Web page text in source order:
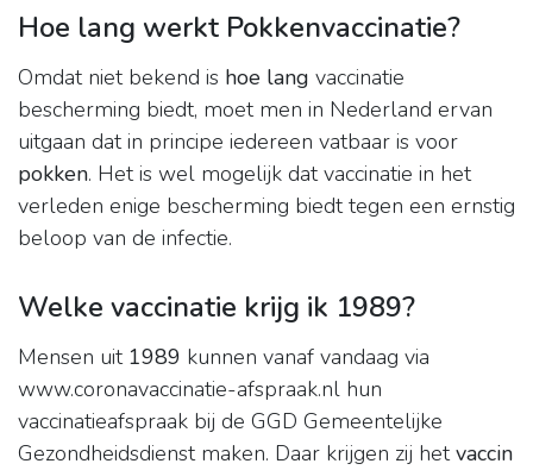
Hoe lang werkt Pokkenvaccinatie?
Omdat niet bekend is hoe lang vaccinatie
bescherming biedt, moet men in Nederland ervan
uitgaan dat in principe iedereen vatbaar is voor
pokken. Het is wel mogelijk dat vaccinatie in het
verleden enige bescherming biedt tegen een ernstig
beloop van de infectie.
Welke vaccinatie krijg ik 1989?
Mensen uit 1989 kunnen vanaf vandaag via
www.coronavaccinatie-afspraak.nl hun
vaccinatieafspraak bij de GGD Gemeentelijke
Gezondheidsdienst maken. Daar krijgen zij hetvaccin